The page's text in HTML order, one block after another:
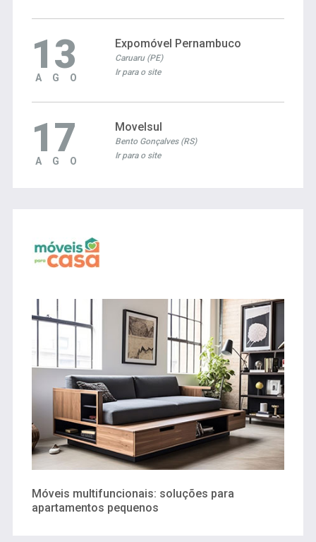
13
AGO
Expomóvel Pernambuco
Caruaru (PE)
Ir para o site
17
AGO
Movelsul
Bento Gonçalves (RS)
Ir para o site
Móveis multifuncionais: soluções para
apartamentos pequenos